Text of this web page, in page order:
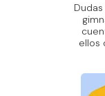
ellos